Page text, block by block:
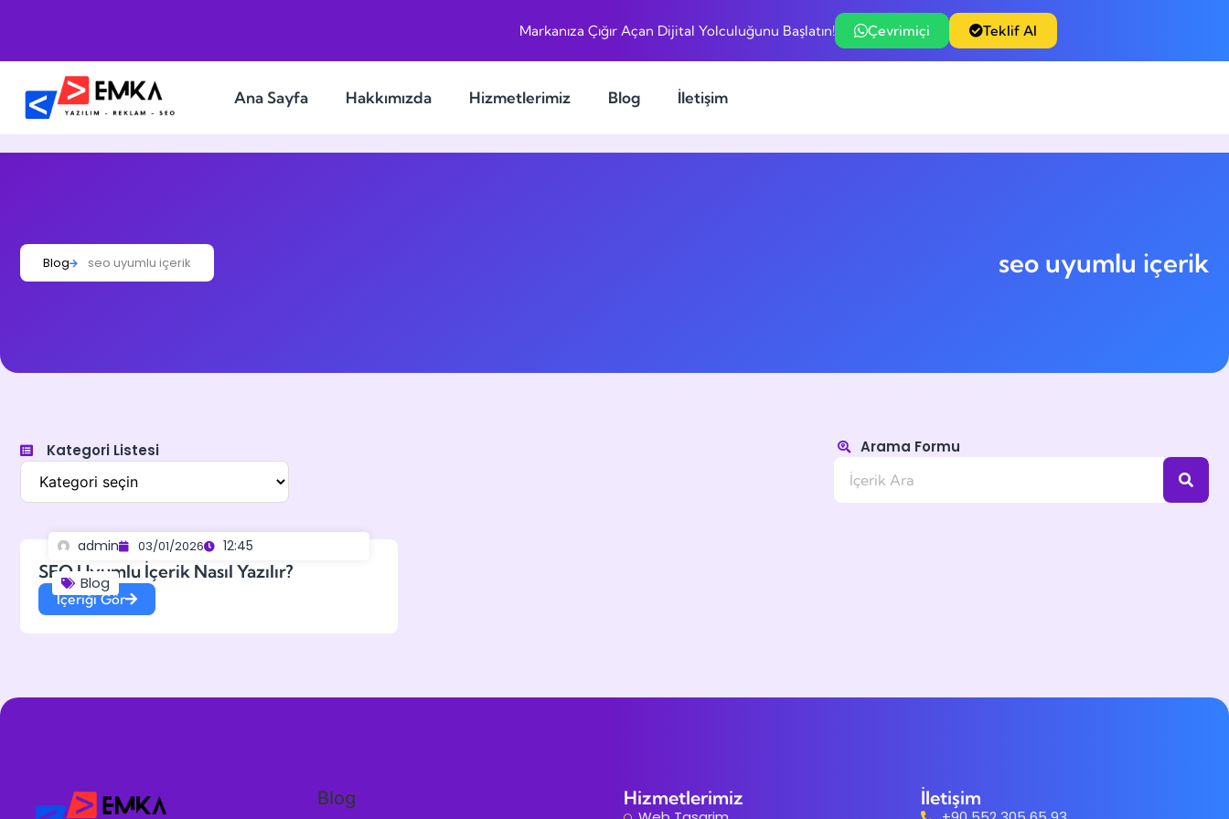
Markanıza Çığır Açan Dijital Yolculuğunu Başlatın! Çevrimiçi Teklif Al
Ana Sayfa Hakkımızda Hizmetlerimiz Blog İletişim
Blog seo uyumlu içerik seo uyumlu içerik
Kategori Listesi Arama Formu
admin 03/01/2026 12:45
SEO Uyumlu İçerik Nasıl Yazılır?
İçeriği Gör
Blog
Blog Hizmetlerimiz İletişim